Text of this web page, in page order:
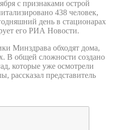
с признаками острой
438 человек,
день в стационарах
его РИА Новости.
Минздрава обходят дома,
В общей сложности создано
которые уже осмотрели
рассказал представитель